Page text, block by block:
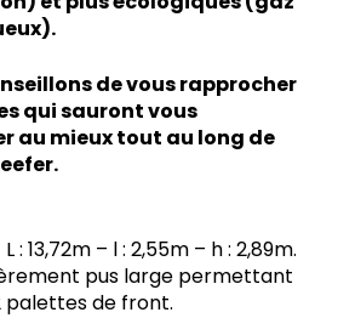
de vous rapprocher
qui sauront vous
au mieux tout au long de
: 13,72m – l : 2,55m – h : 2,89m.
pus large permettant
palettes de front.